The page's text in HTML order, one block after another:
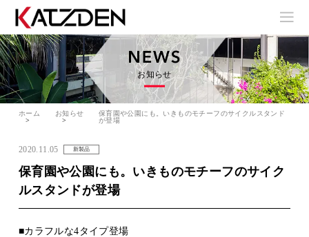
お知らせ
ホーム お知らせ
保育園や公園にも。いきものモチーフのサイクルスタンド
が登場
2020.11.05 新製品
保育園や公園にも。いきものモチーフのサイク
ルスタンドが登場
■カラフルな4タイプ登場